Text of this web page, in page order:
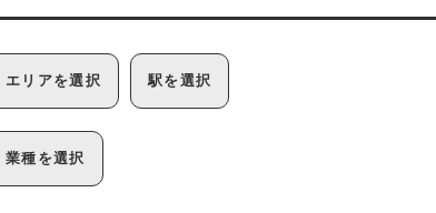
エリアを選択 駅を選択
業種を選択